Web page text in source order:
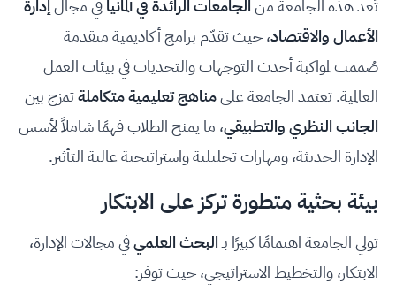
تُعد هذه الجامعة منالجامعات الرائدة في ألمانيافي مجالإدارة
الأعمال والاقتصاد، حيث تقدّم برامج أكاديمية متقدمة
صُممت لمواكبة أحدث التوجهات والتحديات في بيئات العمل
العالمية. تعتمد الجامعة علىمناهج تعليمية متكاملةتمزج بين
الجانب النظري والتطبيقي، ما يمنح الطلاب فهمًا شاملاً لأسس
الإدارة الحديثة، ومهارات تحليلية واستراتيجية عالية التأثير.
بيئة بحثية متطورة تركز على الابتكار
تولي الجامعة اهتمامًا كبيرًا بـالبحث العلميفي مجالات الإدارة،
الابتكار، والتخطيط الاستراتيجي، حيث توفر: